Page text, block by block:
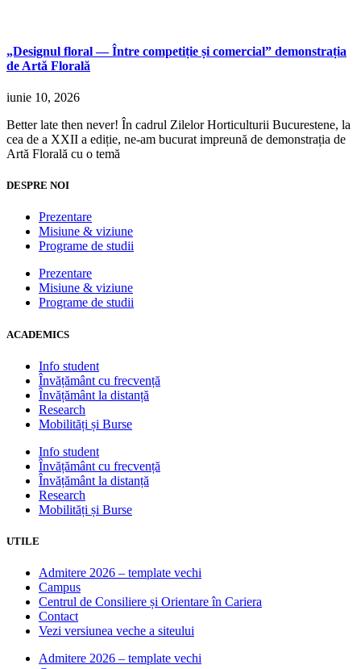
„Designul floral — Între competiție și comercial” demonstrația
de Artă Florală
iunie 10, 2026
Better late then never! În cadrul Zilelor Horticulturii Bucurestene, la
cea de a XXII a ediție, ne-am bucurat impreună de demonstrația de
Artă Florală cu o temă
DESPRE NOI
Prezentare
Misiune & viziune
Programe de studii
Prezentare
Misiune & viziune
Programe de studii
ACADEMICS
Info student
Învățământ cu frecvență
Învățământ la distanță
Research
Mobilități și Burse
Info student
Învățământ cu frecvență
Învățământ la distanță
Research
Mobilități și Burse
UTILE
Admitere 2026 – template vechi
Campus
Centrul de Consiliere și Orientare în Cariera
Contact
Vezi versiunea veche a siteului
Admitere 2026 – template vechi